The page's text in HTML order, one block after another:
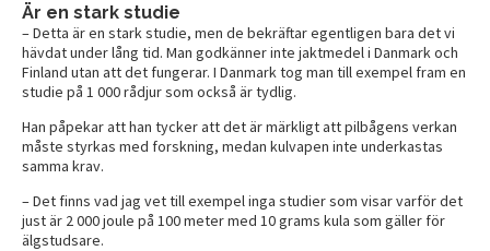
Är en stark studie
– Detta är en stark studie, men de bekräftar egentligen bara det vi
hävdat under lång tid. Man godkänner inte jaktmedel i Danmark och
Finland utan att det fungerar. I Danmark tog man till exempel fram en
studie på 1 000 rådjur som också är tydlig.
Han påpekar att han tycker att det är märkligt att pilbågens verkan
måste styrkas med forskning, medan kulvapen inte underkastas
samma krav.
– Det finns vad jag vet till exempel inga studier som visar varför det
just är 2 000 joule på 100 meter med 10 grams kula som gäller för
älgstudsare.